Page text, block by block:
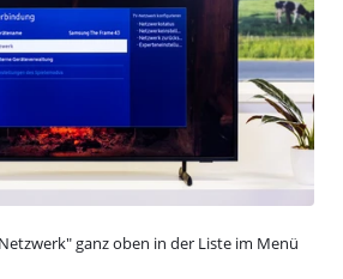
ganz oben in der Liste im Menü